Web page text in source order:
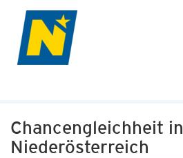
Chancengleichheit in
Niederösterreich